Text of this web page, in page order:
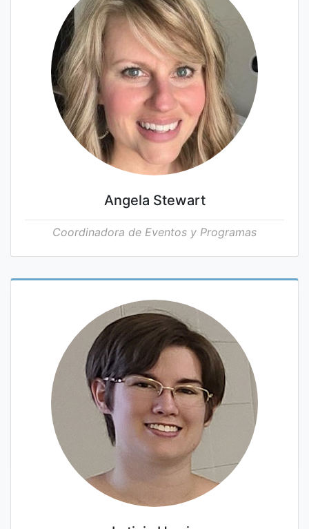
Angela Stewart
Coordinadora de Eventos y Programas